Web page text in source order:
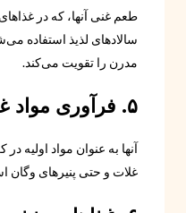
طعم غنی آنها، که در
سالادهای لذیذ استفاده
مدرن را تقویت می‌کند.
۵. فرآوری مواد غذایی
آنها به عنوان مواد اولیه
غلات و حتی پنیرهای وگان